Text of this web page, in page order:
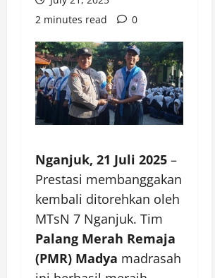
2 minutes read
0
Nganjuk, 21 Juli 2025 –
Prestasi membanggakan
kembali ditorehkan oleh
MTsN 7 Nganjuk. Tim
Palang Merah Remaja
(PMR) Madya madrasah